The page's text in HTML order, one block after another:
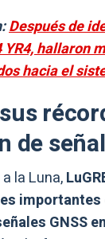
Después de
hallaron
hacia el
de
la Luna,
importantes
GNSS